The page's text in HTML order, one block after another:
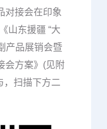
对接会在印象
山东援疆 “大
产品展销会暨
会方案》(见附
，扫描下方二